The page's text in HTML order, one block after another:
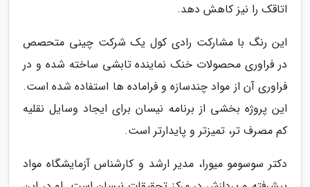
اتاقک را نیز کاهش دهد.
این رنگ با مشارکت رادی کول یک شرکت چینی متحصص
در فراوری محصولات خنک نماینده تابشی ساخته شده و در
فراوری آن از مواد چندسازه و فراماده ها استفاده شده است.
این پروژه بخشی از برنامه نیسان برای ایجاد وسایل نقلیه
کم مصرف تر، تمیزتر و پایدارتر است.
دکتر سوسومو میورا، مدیر ارشد و کارشناس آزمایشگاه مواد